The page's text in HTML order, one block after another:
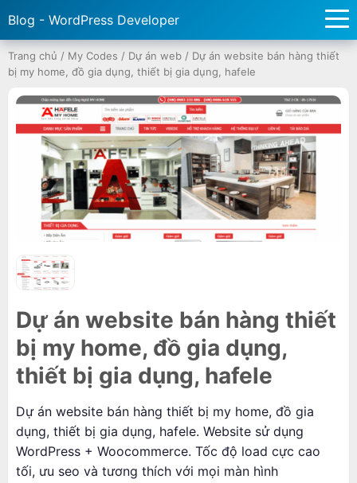
Blog - WordPress Developer
Trang chủ / My Codes / Dự án web / Dự án website bán hàng thiết
bị my home, đồ gia dụng, thiết bị gia dụng, hafele
Dự án website bán hàng thiết
bị my home, đồ gia dụng,
thiết bị gia dụng, hafele
Dự án website bán hàng thiết bị my home, đồ gia
dụng, thiết bị gia dụng, hafele. Website sử dụng
WordPress + Woocommerce. Tốc độ load cực cao
tối, ưu seo và tương thích với mọi màn hình